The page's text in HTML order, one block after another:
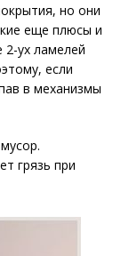
но они
еще плюсы и
2-ух ламелей
если
в механизмы
грязь при